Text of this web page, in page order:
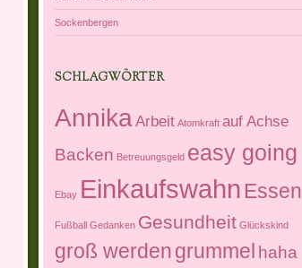
Sockenbergen
SCHLAGWÖRTER
AnnikaArbeit Atomkraft auf Achse
Backen Betreuungsgeld easy going
Ebay Einkaufswahn Essen
Fußball Gedanken Gesundheit Glückskind
groß werdengrummel haha